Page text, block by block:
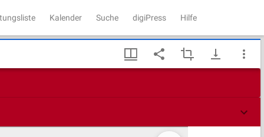
Kalender Suche digiPress Hilfe